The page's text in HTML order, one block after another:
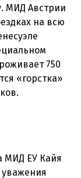
МИД Австрии
на всю
750
«горстка»
МИД ЕУ Кайя
уважения